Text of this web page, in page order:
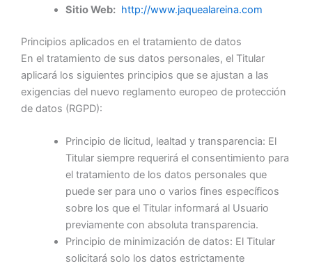
Sitio Web: http://www.jaquealareina.com
Principios aplicados en el tratamiento de datos
En el tratamiento de sus datos personales, el Titular
aplicará los siguientes principios que se ajustan a las
exigencias del nuevo reglamento europeo de protección
de datos (RGPD):
Principio de licitud, lealtad y transparencia: El
Titular siempre requerirá el consentimiento para
el tratamiento de los datos personales que
puede ser para uno o varios fines específicos
sobre los que el Titular informará al Usuario
previamente con absoluta transparencia.
Principio de minimización de datos: El Titular
solicitará solo los datos estrictamente